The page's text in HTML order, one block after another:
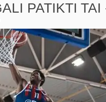
PATIKTI TAI